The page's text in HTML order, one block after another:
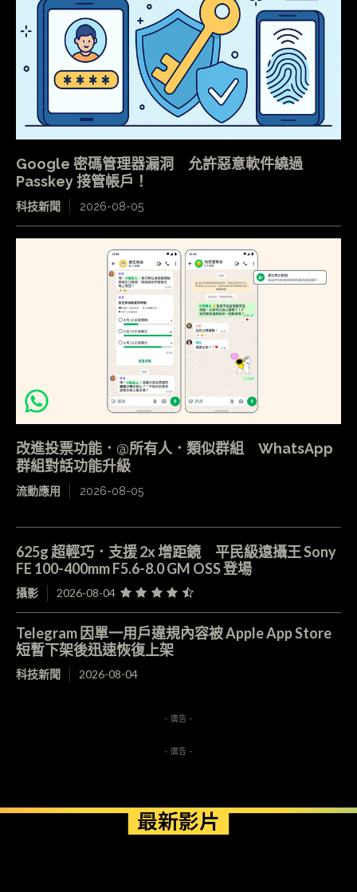
Google 密碼管理器漏洞 允許惡意軟件繞過
Passkey 接管帳戶！
科技新聞 2026-08-05
改進投票功能．@所有人．類似群組 WhatsApp
群組對話功能升級
流動應用 2026-08-05
625g 超輕巧．支援 2x 增距鏡 平民級遠攝王 Sony
FE 100-400mm F5.6-8.0 GM OSS 登場
攝影 2026-08-04
Telegram 因單一用戶違規內容被 Apple App Store
短暫下架後迅速恢復上架
科技新聞 2026-08-04
- 廣告 -
- 廣告 -
最新影片